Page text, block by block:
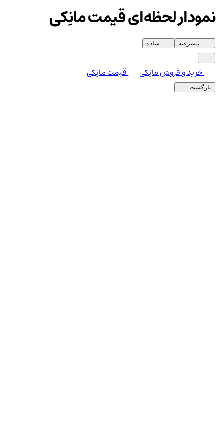
نمودار لحظه‌ای قیمت مانِکی
پیشرفته ساده
خرید و فروش مانِکی قیمت مانِکی
بازگشت